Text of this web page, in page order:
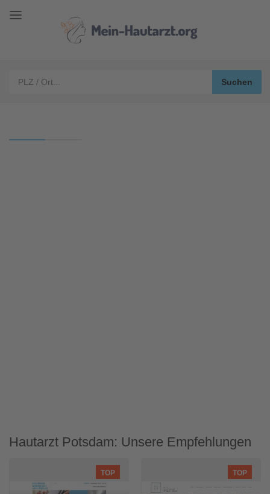
Hautarzt Potsdam: Unsere Empfehlungen
TOP TOP